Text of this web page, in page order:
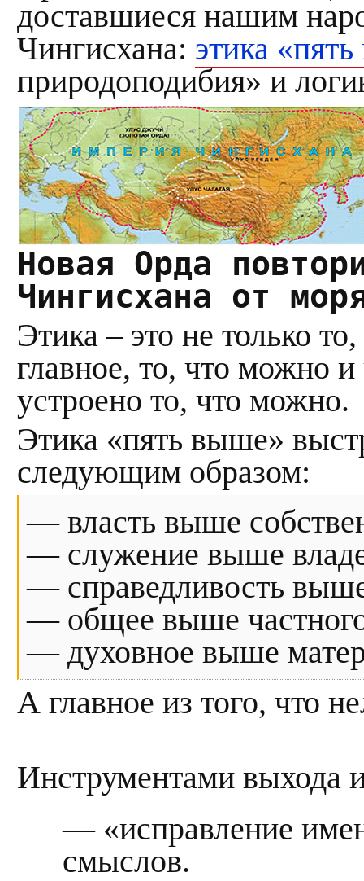
доставшиеся нашим
Чингисхана: этика
природоподибия» и
Новая Орда
Чингисхана от
Этика – это не только
главное, то, что можно и
устроено то, что можно.
Этика «пять выше»
следующим образом:
— власть выше
— служение выше
— справедливость
— общее выше
— духовное выше
А главное из того, что
Инструментами выхода
— «исправление
смыслов.